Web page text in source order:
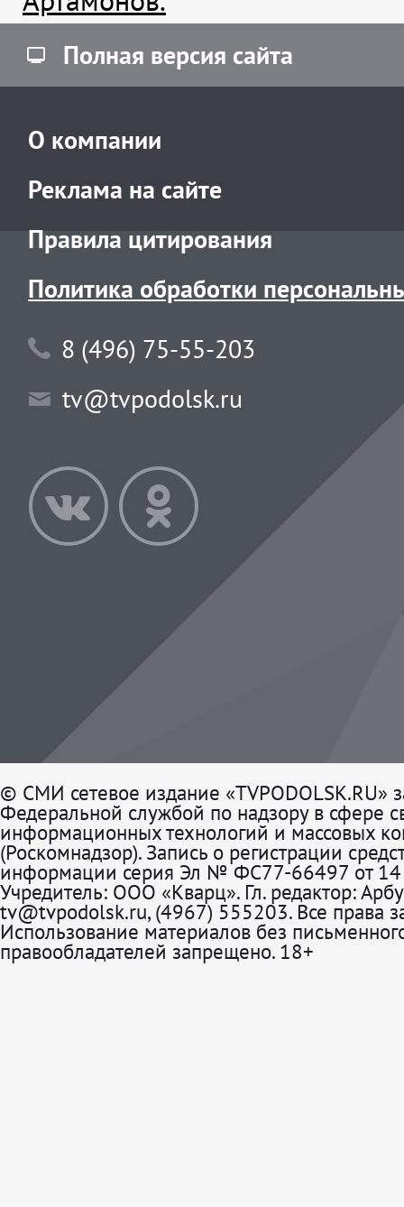
Полная версия сайта
О компании
Реклама на сайте
Правила цитирования
Политика обработки
8 (496) 75-55-203
tv@tvpodolsk.ru
© СМИ сетевое издание «TVPODOLSK.RU»
Федеральной службой по надзору в сфере
информационных технологий и массовых
(Роскомнадзор). Запись о регистрации
информации серия Эл № ФС77-66497 от 14
Учредитель: ООО «Кварц». Гл. редактор:
tv@tvpodolsk.ru, (4967) 555203. Все права
Использование материалов без
правообладателей запрещено. 18+